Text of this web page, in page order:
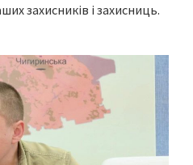
захисників і захисниць.